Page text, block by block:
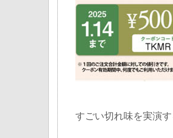
すごい切れ味を実演す